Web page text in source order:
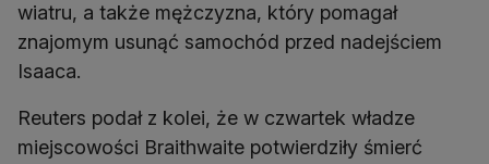
wiatru, a także mężczyzna, który pomagał
znajomym usunąć samochód przed nadejściem
Isaaca.
Reuters podał z kolei, że w czwartek władze
miejscowości Braithwaite potwierdziły śmierć